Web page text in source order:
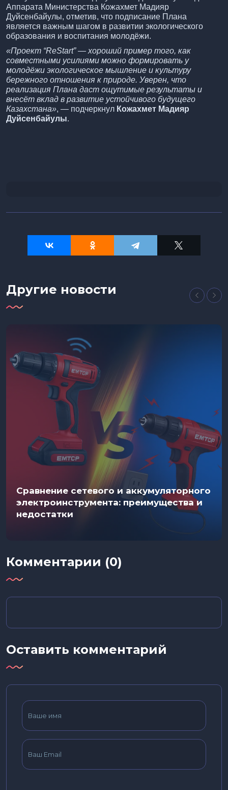
Аппарата Министерства Кожахмет Мадияр
Дуйсенбайулы, отметив, что подписание Плана
является важным шагом в развитии экологического
образования и воспитания молодёжи.
«Проект “ReStart” — хороший пример того, как
совместными усилиями можно формировать у
молодёжи экологическое мышление и культуру
бережного отношения к природе. Уверен, что
реализация Плана даст ощутимые результаты и
внесёт вклад в развитие устойчивого будущего
Казахстана», — подчеркнул Кожахмет Мадияр
Дуйсенбайулы.
Другие новости
Сравнение сетевого и аккумуляторного
электроинструмента: преимущества и
недостатки
Комментарии (0)
Оставить комментарий